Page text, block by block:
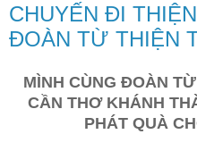
CHUYẾN ĐI
ĐOÀN TỪ THIỆN
MÌNH CÙNG ĐOÀN
CẦN THƠ KHÁNH
PHÁT QUÀ